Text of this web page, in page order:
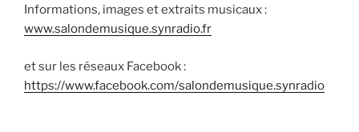
Informations, images et extraits musicaux :
www.salondemusique.synradio.fr
et sur les réseaux Facebook :
https://www.facebook.com/salondemusique.synradio